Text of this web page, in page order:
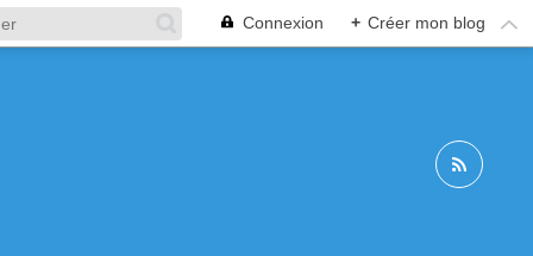
Connexion + Créer mon blog